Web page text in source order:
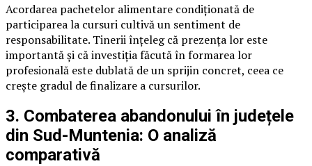
Acordarea pachetelor alimentare condiționată de
participarea la cursuri cultivă un sentiment de
responsabilitate. Tinerii înțeleg că prezența lor este
importantă și că investiția făcută în formarea lor
profesională este dublată de un sprijin concret, ceea ce
crește gradul de finalizare a cursurilor.
3. Combaterea abandonului în județele
din Sud-Muntenia: O analiză
comparativă